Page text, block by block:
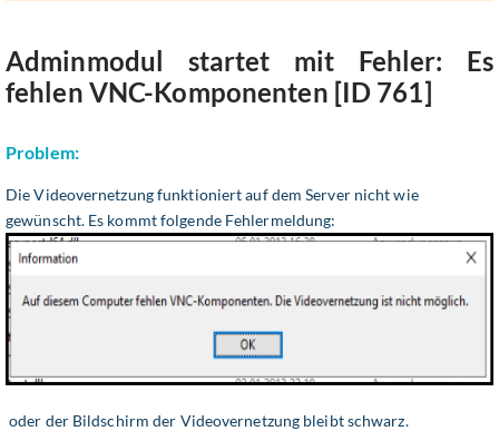
Adminmodul startet mit Fehler: Es
fehlen VNC-Komponenten [ID 761]
Problem:
Die Videovernetzung funktioniert auf dem Server nicht wie
gewünscht. Es kommt folgende Fehlermeldung:
oder der Bildschirm der Videovernetzung bleibt schwarz.